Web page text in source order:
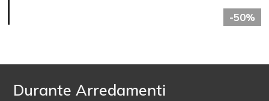
-50%
Durante Arredamenti